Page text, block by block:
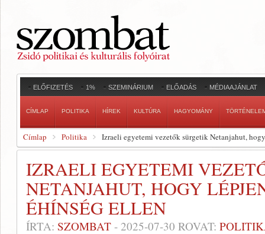
ELŐFIZETÉS 1% SZEMINÁRIUM ELŐADÁS MÉDIAAJÁNLAT
CÍMLAP POLITIKA HÍREK KULTÚRA HAGYOMÁNY
Címlap Politika Izraeli egyetemi vezetők sürgetik Netanjahut,
IZRAELI EGYETEMI
NETANJAHUT, HOGY
ÉHÍNSÉG ELLEN
ÍRTA: SZOMBAT - 2025-07-30 ROVAT: